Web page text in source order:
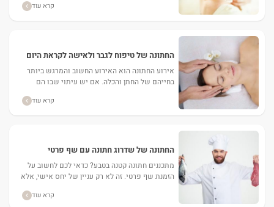
קרא עוד
החתונה של טיפוח לגבר ולאישה לקראת היום
אירוע החתונה הוא האירוע החשוב והמרגש ביותר
בחייהם של החתן והכלה. אם יש עיתוי שבו הם
קרא עוד
החתונה של שדרוג חתונה עם שף פרטי
מתכננים חתונה קטנה בטבע? כדאי לכם לחשוב על
הזמנת שף פרטי. זה לא רק עניין של יחס אישי, אלא
קרא עוד